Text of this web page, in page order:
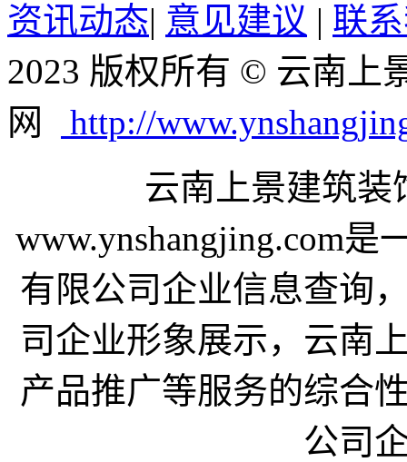
资讯动态| 意见建议 | 联
2023 版权所有 © 云南上
网
http://
云南上景建筑装
www.ynshangjing.com
有限公司企业信息查询
司企业形象展示，云南
产品推广等服务的综合
公司